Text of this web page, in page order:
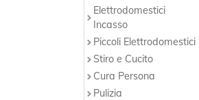
Elettrodomestici
Incasso
Piccoli Elettrodomestici
Stiro e Cucito
Cura Persona
Pulizia